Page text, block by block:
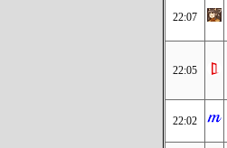
22:07
22:05
22:02